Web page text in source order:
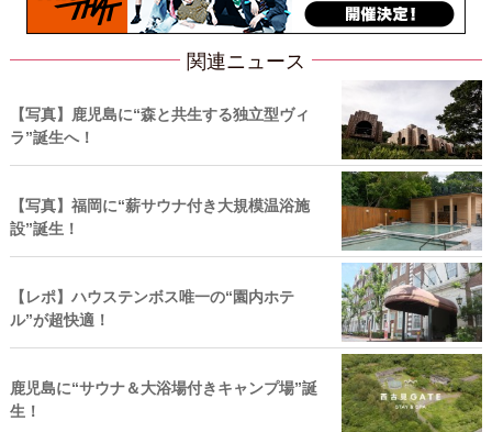
関連ニュース
【写真】鹿児島に“森と共生する独立型ヴィ
ラ”誕生へ！
【写真】福岡に“薪サウナ付き大規模温浴施
設”誕生！
【レポ】ハウステンボス唯一の“園内ホテ
ル”が超快適！
鹿児島に“サウナ＆大浴場付きキャンプ場”誕
生！